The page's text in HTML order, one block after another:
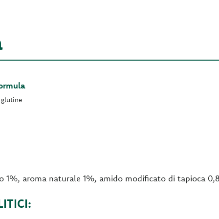
1%, aroma naturale 1%, amido modificato di tapioca